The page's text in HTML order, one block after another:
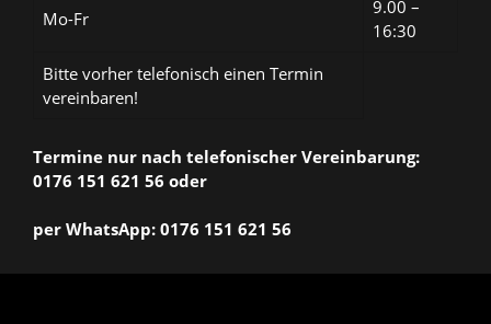
Mo-Fr
9.00 –
16:30
Bitte vorher telefonisch einen Termin
vereinbaren!
Termine nur nach telefonischer Vereinbarung:
0176 151 621 56 oder
per WhatsApp: 0176 151 621 56